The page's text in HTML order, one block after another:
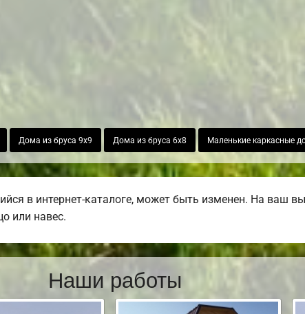
Дома из бруса 9х9 Дома из бруса 6х8 Маленькие каркасные
в интернет-каталоге, может быть изменен. На ваш
или навес.
Наши работы